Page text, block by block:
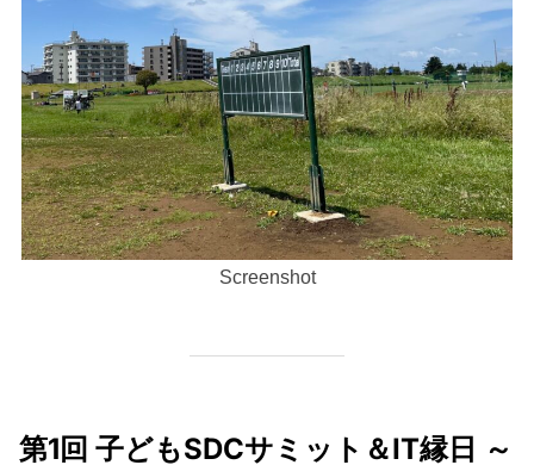
Screenshot
第1回 子どもSDCサミット＆IT縁日 ～